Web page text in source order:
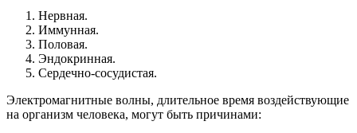
Нервная.
Иммунная.
Половая.
Эндокринная.
Сердечно-сосудистая.
Электромагнитные волны, длительное время воздействующие
на организм человека, могут быть причинами: